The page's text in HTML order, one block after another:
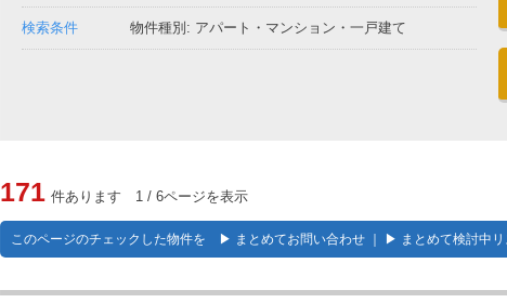
検索条件 物件種別: アパート・マンション・一戸建て
171 件あります 1 / 6ページを表示
このページのチェックした物件を ▶ まとめてお問い合わせ ｜ ▶ まとめて検討中